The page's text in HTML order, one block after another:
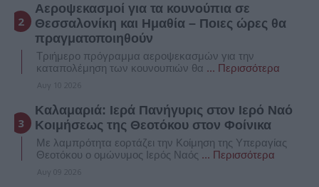
Αεροψεκασμοί για τα κουνούπια σε
Θεσσαλονίκη και Ημαθία – Ποιες ώρες θα
πραγματοποιηθούν
Τριήμερο πρόγραμμα αεροψεκασμών για την
καταπολέμηση των κουνουπιών θα ... Περισσότερα
Αυγ 10 2026
Καλαμαριά: Ιερά Πανήγυρις στον Ιερό Ναό
Κοιμήσεως της Θεοτόκου στον Φοίνικα
Με λαμπρότητα εορτάζει την Κοίμηση της Υπεραγίας
Θεοτόκου ο ομώνυμος Ιερός Ναός ... Περισσότερα
Αυγ 09 2026